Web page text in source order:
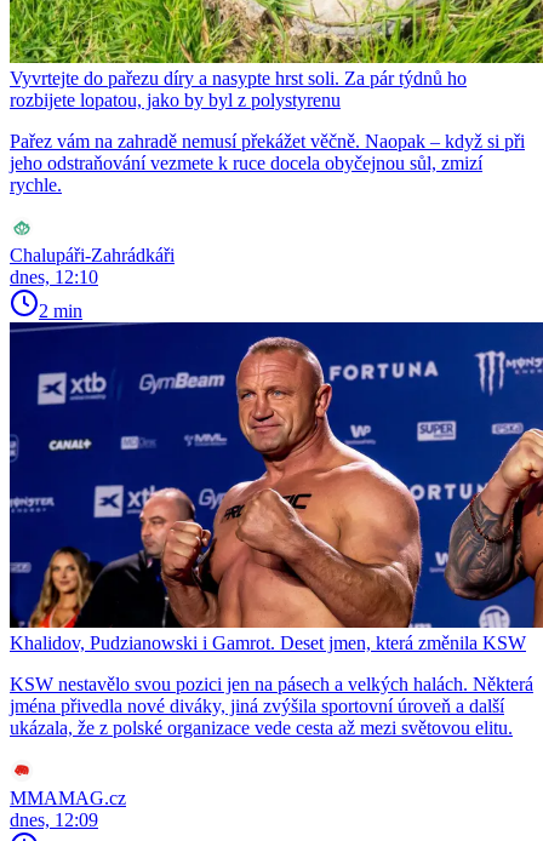
Vyvrtejte do pařezu díry a nasypte hrst soli. Za pár týdnů ho
rozbijete lopatou, jako by byl z polystyrenu
Pařez vám na zahradě nemusí překážet věčně. Naopak – když si při
jeho odstraňování vezmete k ruce docela obyčejnou sůl, zmizí
rychle.
Chalupáři-Zahrádkáři
dnes, 12:10
2 min
Khalidov, Pudzianowski i Gamrot. Deset jmen, která změnila KSW
KSW nestavělo svou pozici jen na pásech a velkých halách. Některá
jména přivedla nové diváky, jiná zvýšila sportovní úroveň a další
ukázala, že z polské organizace vede cesta až mezi světovou elitu.
MMAMAG.cz
dnes, 12:09